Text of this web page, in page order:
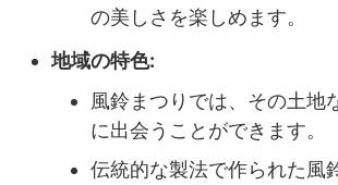
の美しさを楽しめます。
地域の特色:
風鈴まつりでは、その土地
に出会うことができます。
伝統的な製法で作られた風